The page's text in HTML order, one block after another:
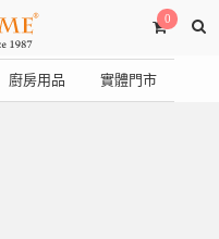
0
廚房用品 實體門市